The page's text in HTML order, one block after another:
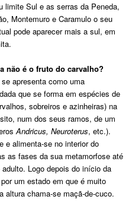
limite Sul e as serras da Peneda,
Montemuro e Caramulo o seu
pode aparecer mais a sul, em
não é o fruto do carvalho?
apresenta como uma
que se forma em espécies de
sobreiros e azinheiras) na
num dos seus ramos, de um
Andricus, Neuroterus, etc.).
e alimenta-se no interior do
as fases da sua metamorfose até
Logo depois do início da
um estado em que é muito
altura chama-se maçã-de-cuco.